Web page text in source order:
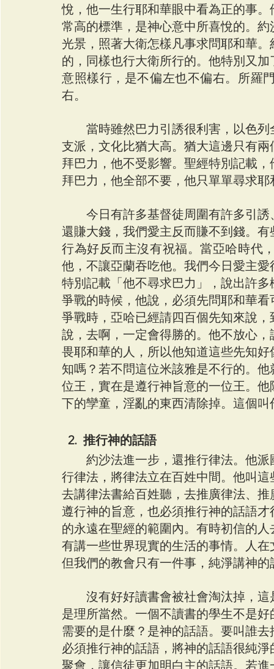
悅，他一生行耶和華眼中看為正的事
常高的標準，是神心意中所喜悅的。約
光景，照著大衛怎樣凡事求問耶和華
的，同樣也行大衛所行的。他特別又
意照樣行，是不偏左也不偏右。所羅
右。
當時雖然巴力引誘很利害，以色列
支派，文化比猶大高。猶大這邊只有
拜巴力，他不受影響。聖經特別記載
拜巴力，他全部不要，他只單單尋求耶
今日有許多基督徒周圍有許多引誘
還賺大錢，我們愛主反而賺不到錢。
行為好反而主沒有祝福。當亞哈時代
他，不讓亞蘭吞吃他。我們今日愛主
特別記載「他不尋求巴力」，說出許
爭戰的時候，他說，必須先問耶和華
爭戰時，亞哈已經請四百個先知來說
說，去啊，一定會得勝的。他不放心
畏耶和華的人，所以他知道這些先知
知嗎？若不問這位米該雅是不行的。
位王，實在是遵行神旨意的一位王。
下的孿童，淫亂的東西清除掉。這個
  2.  推行神的話語
約沙法進一步，還推行律法。他派
行律法，將律法立在百姓中間。他叫
去講律法書給百姓聽，去推廣律法、
遵行神的旨意，也必須推行神的話語
的永遠在聖經的範圍內。有時初信的
有講一些世界現實的生活的事情。人
但我們的教會只有一件事，純淨講神
沒有好好讀書會被社會淘汰掉，這
是理所當然。一個不讀書的學生不是
需要的是什麼？是神的話語。要叫誰
必須推行神的話語，將神的話語很純
聚會，讓信徒更加明白主的話語。若